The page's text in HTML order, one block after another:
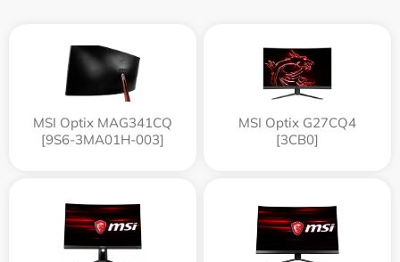
MSI Optix MAG341CQ
[9S6-3MA01H-003]
MSI Optix G27CQ4
[3CB0]